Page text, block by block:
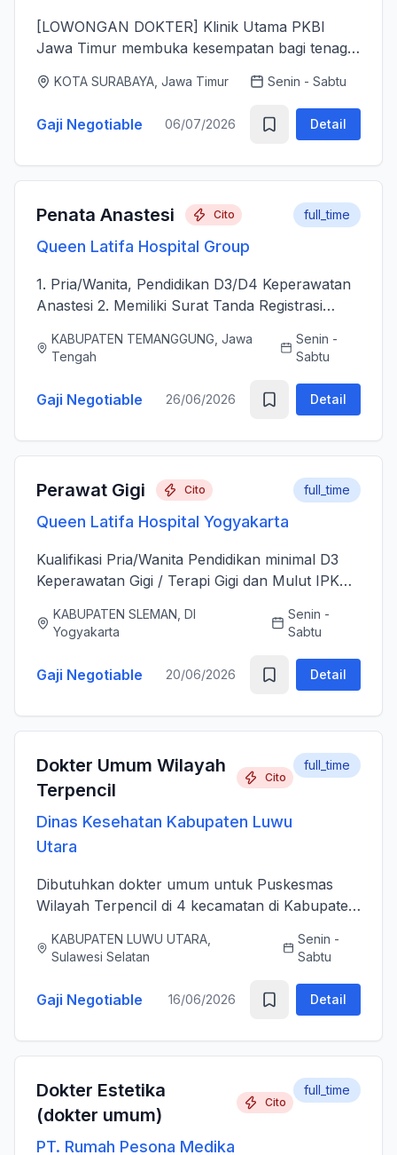
[LOWONGAN DOKTER] Klinik Utama PKBI
Jawa Timur membuka kesempatan bagi tenaga
memberikan layanan kesehatan bagi
masyarakat. Kami mencari dokter yang memiliki
k...
KOTA SURABAYA, Jawa Timur Senin - Sabtu
Gaji Negotiable 06/07/2026 Detail
Penata Anastesi Cito
Queen Latifa Hospital Group
full_time
1. Pria/Wanita, Pendidikan D3/D4 Keperawatan
Anastesi 2. Memiliki Surat Tanda Registrasi
kepenataan anestesi sebelum, selama, dan
sesudah Tindakan Operasi 3....
KABUPATEN TEMANGGUNG, Jawa
Tengah
Senin -
Sabtu
Gaji Negotiable 26/06/2026 Detail
Perawat Gigi Cito
Queen Latifa Hospital Yogyakarta
full_time
Kualifikasi Pria/Wanita Pendidikan minimal D3
Keperawatan Gigi / Terapi Gigi dan Mulut IPK
(STR) yang masih aktif Memiliki ijazah dan
sertifikat pendu...
KABUPATEN SLEMAN, DI
Yogyakarta
Senin -
Sabtu
Gaji Negotiable 20/06/2026 Detail
Dokter Umum Wilayah
Terpencil
Cito
Dinas Kesehatan Kabupaten Luwu
Utara
full_time
Dibutuhkan dokter umum untuk Puskesmas
Wilayah Terpencil di 4 kecamatan di Kabupaten
KABUPATEN LUWU UTARA,
Sulawesi Selatan
Senin -
Sabtu
Gaji Negotiable 16/06/2026 Detail
Dokter Estetika
(dokter umum)
Cito
PT. Rumah Pesona Medika
full_time